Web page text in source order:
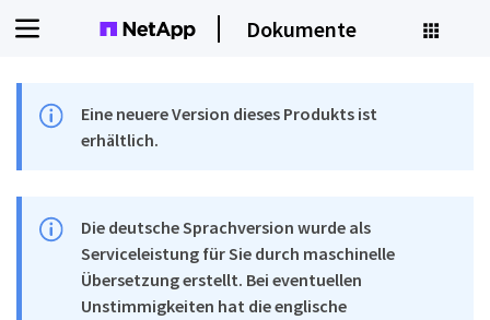
Dokumente
Eine neuere Version dieses Produkts ist
erhältlich.
Die deutsche Sprachversion wurde als
Serviceleistung für Sie durch maschinelle
Übersetzung erstellt. Bei eventuellen
Unstimmigkeiten hat die englische